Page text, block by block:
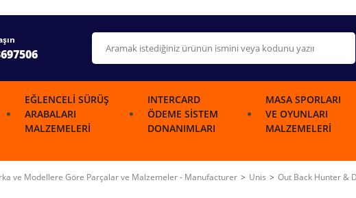
EĞLENCELI SÜRÜŞ
ARABALARI
MALZEMELERI
INTERCARD
ÖDEME SISTEM
DONANIMLARI
MASA SPORLARI
VE OYUNLARI
MALZEMELERI
ve Modellere Göre Parçalar ve Malzemeler - Manufacturer Unis Out Back Hunter &